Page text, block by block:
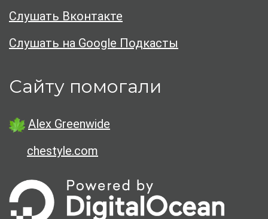
Слушать Вконтакте
Слушать на Google Подкасты
Сайту помогали
Alex Greenwide
chestyle.com